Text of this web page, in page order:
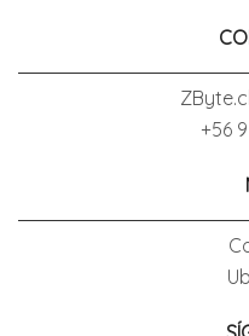
+56